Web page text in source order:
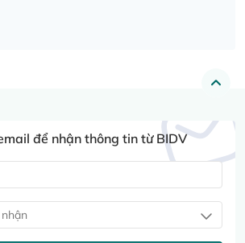
để nhận thông tin từ BIDV